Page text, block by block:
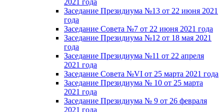
Заседание Президиума №13 от 22 июня 2021
года
Заседание Совета №7 от 22 июня 2021 года
Заседание Президиума №12 от 18 мая 2021
года
Заседание Президиума №11 от 22 апреля
2021 года
Заседание Совета №VI от 25 марта 2021 года
Заседание Президиума № 10 от 25 марта
2021 года
Заседание Президиума № 9 от 26 февраля
2021 года